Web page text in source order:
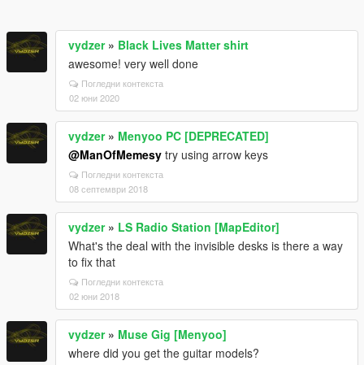
vydzer» Black Lives Matter shirt
awesome! very well done
Погледни контекста
02 юни 2020
vydzer» Menyoo PC [DEPRECATED]
@ManOfMemesy try using arrow keys
Погледни контекста
08 септември 2018
vydzer» LS Radio Station [MapEditor]
What's the deal with the invisible desks is there a way
to fix that
Погледни контекста
02 юни 2018
vydzer» Muse Gig [Menyoo]
where did you get the guitar models?